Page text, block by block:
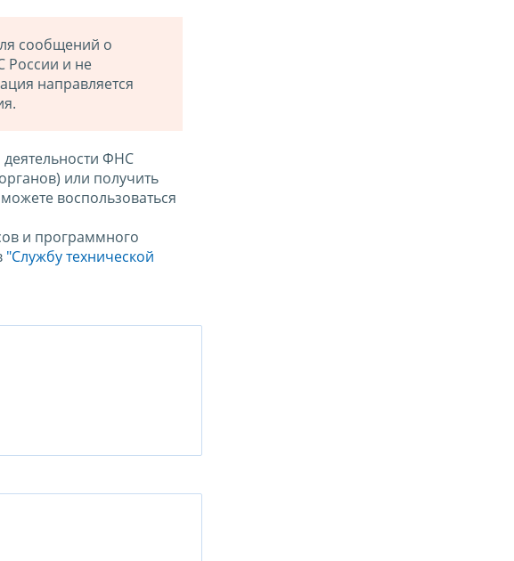
сообщений о
России и не
направляется
ФНС
или получить
воспользоваться
и программного
"Службу технической